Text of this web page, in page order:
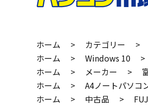
ホーム > カテゴリー >
ホーム
> Windows 10 >
ホーム
> メーカー >
ホーム
> A4ノートパソコ
ホーム
> 中古品 >